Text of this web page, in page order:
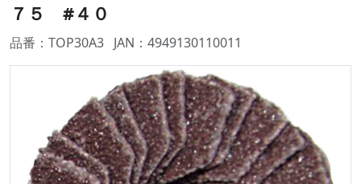
７５ #４０
品番：TOP30A3 JAN：4949130110011